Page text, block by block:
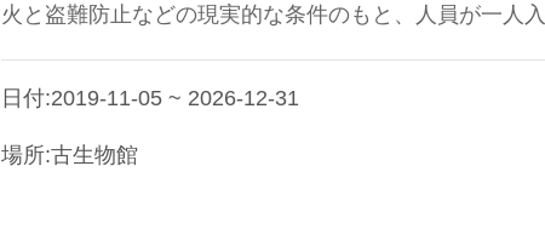
火と盗難防止などの現実的な条件のもと、人員が一人
日付:2019-11-05 ~ 2026-12-31
場所:古生物館